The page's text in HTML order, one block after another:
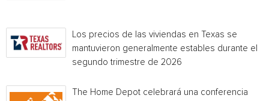
Los precios de las viviendas en Texas se
mantuvieron generalmente estables durante el
segundo trimestre de 2026
The Home Depot celebrará una conferencia